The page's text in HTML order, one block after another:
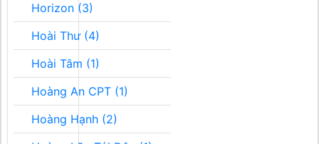
Horizon (3)
Hoài Thư (4)
Hoài Tâm (1)
Hoàng An CPT (1)
Hoàng Hạnh (2)